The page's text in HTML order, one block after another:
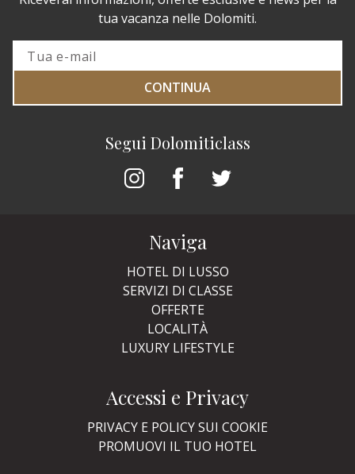
Segui Dolomiticlass
tua vacanza nelle Dolomiti.
CONTINUA
Naviga
HOTEL DI LUSSO
SERVIZI DI CLASSE
OFFERTE
LOCALITÀ
LUXURY LIFESTYLE
Accessi e Privacy
PRIVACY E POLICY SUI COOKIE
PROMUOVI IL TUO HOTEL